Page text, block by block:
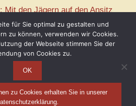
Mit den Jägern auf den Ansitz
Maria Kähler, 2026
für Sie optimal zu gestalten und
zu können, verwenden wir Cookies.
der Webseite stimmen Sie der
von Cookies zu.
OK
zu Cookies erhalten Sie in unserer